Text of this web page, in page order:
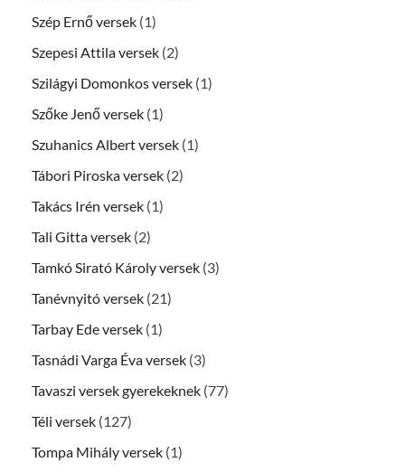
Szép Ernő versek (1)
Szepesi Attila versek (2)
Szilágyi Domonkos versek (1)
Szőke Jenő versek (1)
Szuhanics Albert versek (1)
Tábori Piroska versek (2)
Takács Irén versek (1)
Tali Gitta versek (2)
Tamkó Sirató Károly versek (3)
Tanévnyitó versek (21)
Tarbay Ede versek (1)
Tasnádi Varga Éva versek (3)
Tavaszi versek gyerekeknek (77)
Téli versek (127)
Tompa Mihály versek (1)